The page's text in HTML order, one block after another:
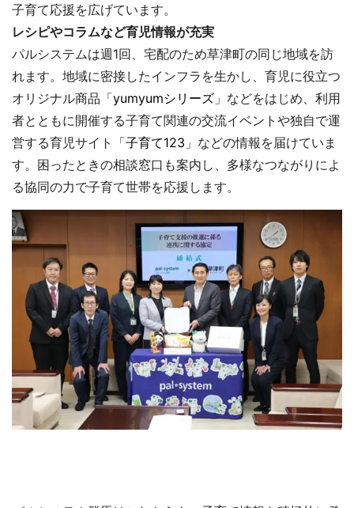
子育て応援を広げています。
レシピやコラムなど育児情報が充実
パルシステムは週1回、宅配のため草津町の同じ地域を訪
れます。地域に密接したインフラを生かし、育児に役立つ
オリジナル商品「yumyumシリーズ 」などをはじめ、利用
者とともに開催する子育て関連の交流イベントや独自で運
営する育児サイト「子育て123 」などの情報を届けていま
す。困ったときの相談窓口も案内し、多様なつながりによ
る協同の力で子育て世帯を応援します。